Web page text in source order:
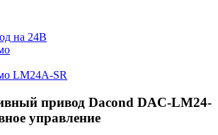
на 24В
LM24A-SR
привод Dacond DAC-LM24-
управление